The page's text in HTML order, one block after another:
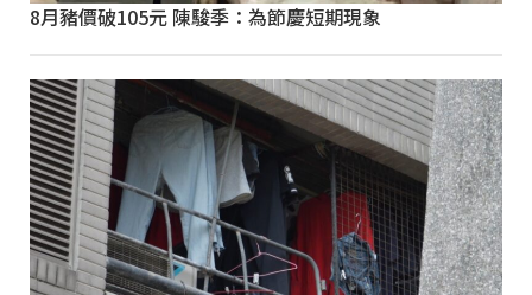
8月豬價破105元 陳駿季：為節慶短期現象